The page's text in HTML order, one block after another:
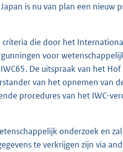
is nu van plan een nieuw
die door het
voor
De uitspraak van het
van het opnemen van
procedures van het IWC-
onderzoek en
te verkrijgen zijn via